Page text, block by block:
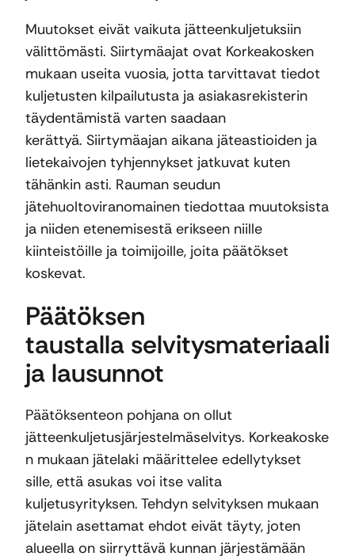
Muutokset eivät vaikuta jätteenkuljetuksiin
välittömästi. Siirtymäajat ovat Korkeakosken
mukaan useita vuosia, jotta tarvittavat tiedot
kuljetusten kilpailutusta ja asiakasrekisterin
täydentämistä varten saadaan
kerättyä. Siirtymäajan aikana jäteastioiden ja
lietekaivojen tyhjennykset jatkuvat kuten
tähänkin asti. Rauman seudun
jätehuoltoviranomainen tiedottaa muutoksista
ja niiden etenemisestä erikseen niille
kiinteistöille ja toimijoille, joita päätökset
koskevat.
Päätöksen
taustalla selvitysmateriaali
ja lausunnot
Päätöksenteon pohjana on ollut
jätteenkuljetusjärjestelmäselvitys. Korkeakoske
n mukaan jätelaki määrittelee edellytykset
sille, että asukas voi itse valita
kuljetusyrityksen. Tehdyn selvityksen mukaan
jätelain asettamat ehdot eivät täyty, joten
alueella on siirryttävä kunnan järjestämään